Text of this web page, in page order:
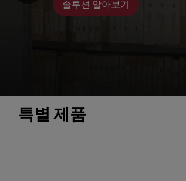
솔루션 알아보기
특별 제품